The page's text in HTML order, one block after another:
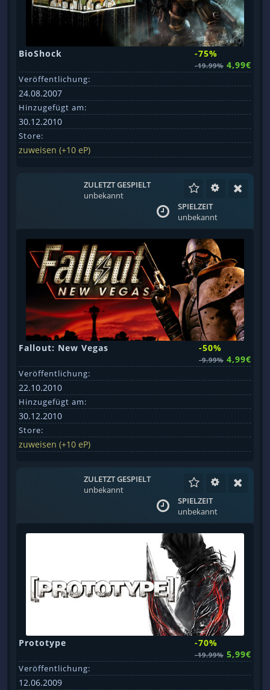
BioShock -75%
-19.99% 4,99€
Veröffentlichung:
24.08.2007
Hinzugefügt am:
30.12.2010
Store:
zuweisen (+10 eP)
ZULETZT GESPIELT
unbekannt
SPIELZEIT
unbekannt
Fallout: New Vegas -50%
-9.99% 4,99€
Veröffentlichung:
22.10.2010
Hinzugefügt am:
30.12.2010
Store:
zuweisen (+10 eP)
ZULETZT GESPIELT
unbekannt
SPIELZEIT
unbekannt
Prototype -70%
-19.99% 5,99€
Veröffentlichung:
12.06.2009